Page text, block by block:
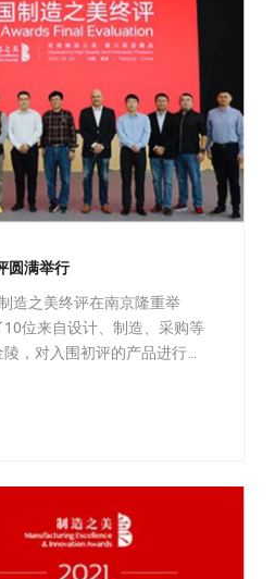
圆满举行
造之美终评在南京隆重举
位来自设计、制造、采购等
，对入围初评的产品进行综